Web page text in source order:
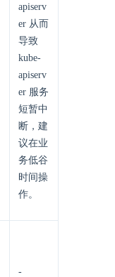
apiserv
er 从而
导致
kube-
apiserv
er 服务
短暂中
断，建
议在业
务低谷
时间操
作。
-